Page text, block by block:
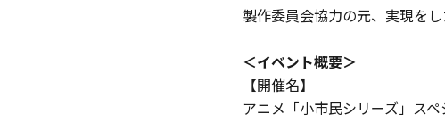
製作委員会協力の元、実現を
＜イベント概要＞
【開催名】
アニメ「小市民シリーズ」ス